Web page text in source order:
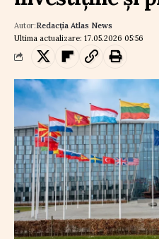
Ultima actualizare: 17.05.2026 05:56
Autor:Redacția Atlas News